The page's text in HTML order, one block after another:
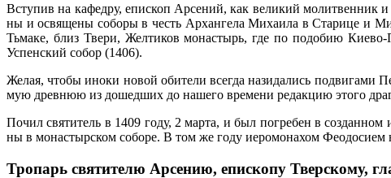
Всту­пив на ка­фед­ру, епи­скоп Ар­се­ний, как ве­ли­кий мо­лит­вен­ник
ны и освя­ще­ны со­бо­ры в честь Ар­хан­ге­ла Ми­ха­и­ла в Ста­ри­це и
Тьма­ке, близ Тве­ри, Жел­ти­ков мо­на­стырь, где по по­до­бию
Успен­ский со­бор (1406).
Же­лая, чтобы ино­ки но­вой оби­те­ли все­гда на­зи­да­лись по­дви­га­ми
мую древ­нюю из до­шед­ших до на­ше­го вре­ме­ни ре­дак­цию это­го
По­чил свя­ти­тель в 1409 го­ду, 2 мар­та, и был по­гре­бен в
ны в мо­на­стыр­ском со­бо­ре. В том же го­ду иеро­мо­на­хом Фе­о­до­си­ем
Тропарь святителю Арсению, епископу Тверскому,